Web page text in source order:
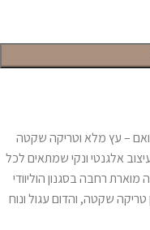
– עץ מלא וטריקה שקטה
אלגנטי ונקי שמתאים לכל
רחבה בסגנון הוליוודי
עם מנגנון טריקה שקטה, והדום עגול ונוח